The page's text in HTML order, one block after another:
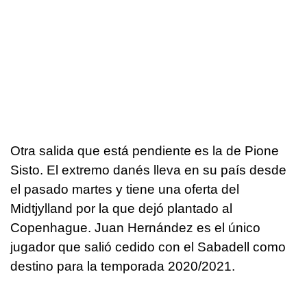
Otra salida que está pendiente es la de Pione
Sisto. El extremo danés lleva en su país desde
el pasado martes y tiene una oferta del
Midtjylland por la que dejó plantado al
Copenhague. Juan Hernández es el único
jugador que salió cedido con el Sabadell como
destino para la temporada 2020/2021.